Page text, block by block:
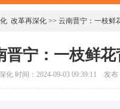
改革再深化 >> 云南晋宁：一枝鲜
晋宁：一枝鲜
化 时间：2024-09-03 09:39:11 发布